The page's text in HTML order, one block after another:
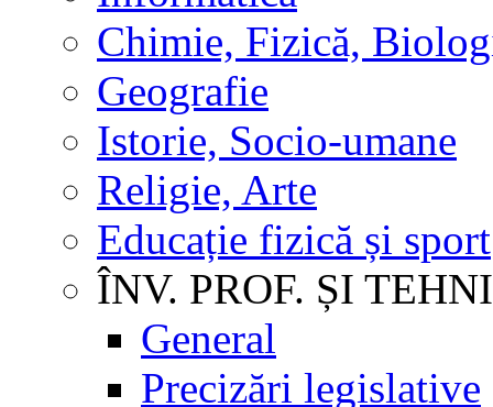
Chimie, Fizică,
Geografie
Istorie, Socio-umane
Religie, Arte
Educație fizică și sport
ÎNV. PROF. ȘI
General
Precizări legislative